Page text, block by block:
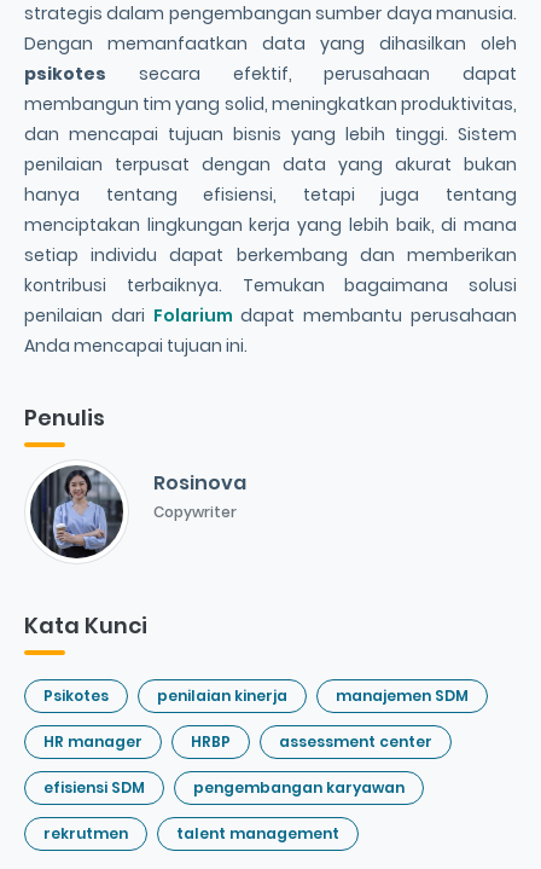
strategis dalam pengembangan sumber daya manusia.
Dengan memanfaatkan data yang dihasilkan oleh
psikotes secara efektif, perusahaan dapat
membangun tim yang solid, meningkatkan produktivitas,
dan mencapai tujuan bisnis yang lebih tinggi. Sistem
penilaian terpusat dengan data yang akurat bukan
hanya tentang efisiensi, tetapi juga tentang
menciptakan lingkungan kerja yang lebih baik, di mana
setiap individu dapat berkembang dan memberikan
kontribusi terbaiknya. Temukan bagaimana solusi
penilaian dari Folarium dapat membantu perusahaan
Anda mencapai tujuan ini.
Penulis
Rosinova
Copywriter
Kata Kunci
Psikotes penilaian kinerja manajemen SDM
HR manager HRBP assessment center
efisiensi SDM pengembangan karyawan
rekrutmen talent management